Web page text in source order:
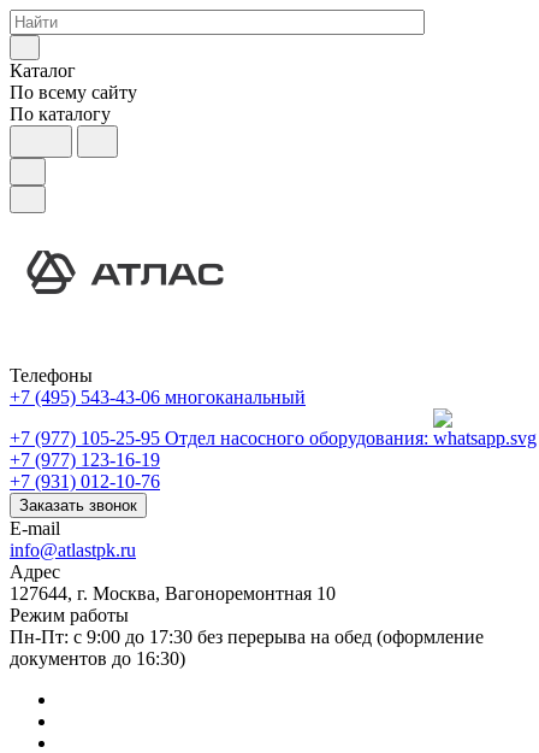
Каталог
По всему сайту
По каталогу
Телефоны
+7 (495) 543-43-06 многоканальный
+7 (977) 105-25-95 Отдел насосного оборудования:
+7 (977) 123-16-19
+7 (931) 012-10-76
Заказать звонок
E-mail
info@atlastpk.ru
Адрес
127644, г. Москва, Вагоноремонтная 10
Режим работы
Пн-Пт: с 9:00 до 17:30 без перерыва на обед (оформление
документов до 16:30)